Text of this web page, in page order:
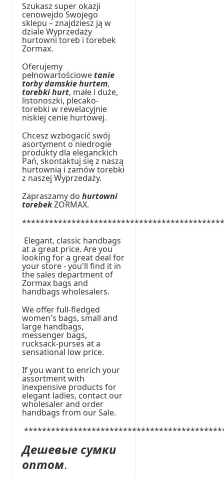
Szukasz super okazji
cenowejdo Swojego
sklepu – znajdziesz ją w
dziale Wyprzedaży
hurtowni toreb i torebek
Zormax.
Oferujemy
pełnowartościowetanie
torby damskie hurtem,
torebki hurt, małe i duże,
listonoszki, plecako-
torebki w rewelacyjnie
niskiej cenie hurtowej.
Chcesz wzbogacić swój
asortyment o niedrogie
produkty dla eleganckich
Pań, skontaktuj się z naszą
hurtownią i zamów torebki
z naszej Wyprzedaży.
Zapraszamy dohurtowni
torebekZORMAX.
Elegant, classic handbags
at a great price. Are you
looking for a great deal for
your store - you'll find it in
the sales department of
Zormax bags and
handbags wholesalers.
We offer full-fledged
women's bags, small and
large handbags,
messenger bags,
rucksack-purses at a
sensational low price.
If you want to enrich your
assortment with
inexpensive products for
elegant ladies, contact our
wholesaler and order
handbags from our Sale.
Дешевые сумки
оптом.